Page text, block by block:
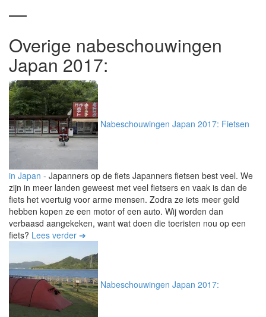
—
Overige nabeschouwingen
Japan 2017:
Nabeschouwingen Japan 2017: Fietsen
in Japan - Japanners op de fiets Japanners fietsen best veel. We
zijn in meer landen geweest met veel fietsers en vaak is dan de
fiets het voertuig voor arme mensen. Zodra ze iets meer geld
hebben kopen ze een motor of een auto. Wij worden dan
verbaasd aangekeken, want wat doen die toeristen nou op een
fiets? Lees verder ➔
Nabeschouwingen Japan 2017: